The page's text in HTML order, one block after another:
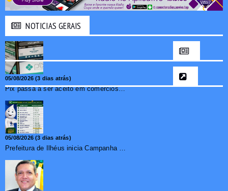
NOTICIAS GERAIS
05/08/2026 (3 dias atrás)
Pix passa a ser aceito em comércios de oito países e amplia opções de pagamento para brasileiros no exterior
05/08/2026 (3 dias atrás)
Prefeitura de Ilhéus inicia Campanha de Multivacinação 2026